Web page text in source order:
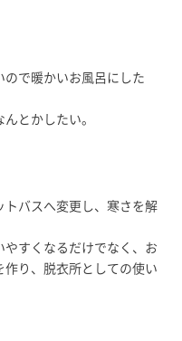
で暖かいお風呂にした
とかしたい。
トバスへ変更し、寒さを解
すくなるだけでなく、お
り、脱衣所としての使い